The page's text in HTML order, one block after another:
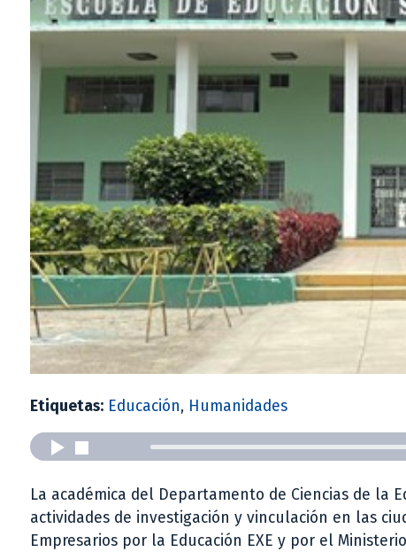
Etiquetas: Educación, Humanidades
La académica del Departamento de Ciencias de la
actividades de investigación y vinculación en las
Empresarios por la Educación EXE y por el